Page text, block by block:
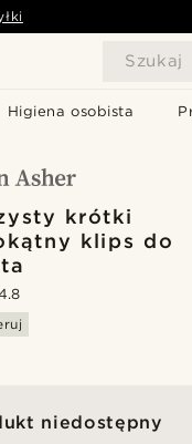
Szukaj
Higiena osobista
krótki
klips do
niedostępny